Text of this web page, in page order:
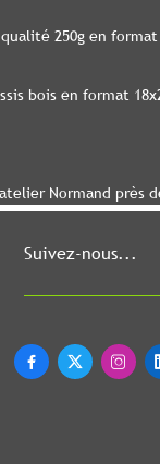
Suivez-nous...
  
250g en
bois en format
Normand près